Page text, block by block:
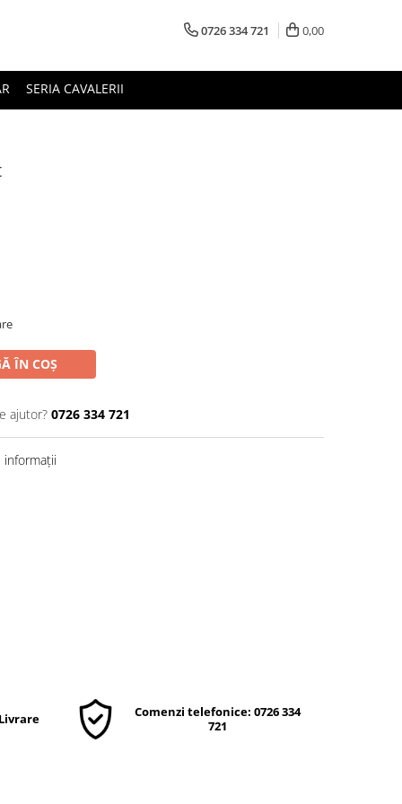
0726 334 721 0,00
SERIA CAVALERII
ÎN COȘ
ajutor? 0726 334 721
Comenzi telefonice: 0726 334
721